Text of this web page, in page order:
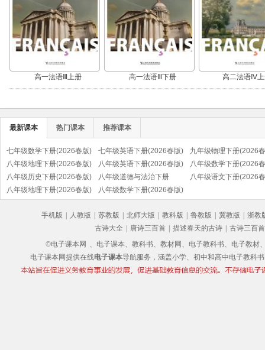
高一法语Ⅲ上册 高一法语Ⅲ下册 高二法语Ⅳ
最新课本 热门课本 推荐课本
七年级数学下册(2026春版) 七年级英语下册(2026春版)
九年级物理下册(2026
八年级地理下册(2026春版)
八年级英语下册(2026春版)
八年级数学下册(2026
八年级历史下册(2026春版)
(部编版)
八年级道德与法治下册
(2026春版)(部编版)
八年级语文下册(2026
八年级地理下册(2026春版) 八年级数学下册(2026春版)
手机版 人教版 苏教版 北师大版 教科版 鲁教版 冀教版
浙教
古诗大全
唐诗三百首 描述春天的古诗
古诗三百首
©电子课本网 、电子课本、教科书、教材网、电子教科书、电子教材
电子课本网提供在线电子课本导航服务，涵盖小学、初中和高中电子教科